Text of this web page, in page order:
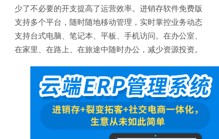
少了不必要的开支提高了运营效率。进销存软件免费版
支持多个平台，随时随地移动管理，实时掌控业务动态
支持台式电脑、笔记本、平板、手机访问。在办公室、
在家里、在路上、在旅途中随时办公，减少资源投资。